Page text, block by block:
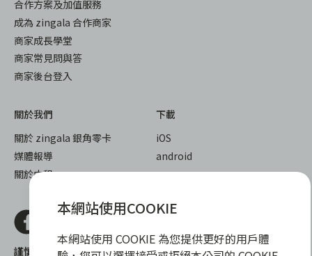
合作方案及加值服務
成為 zingala 合作商家
商家成長學堂
商家常見問與答
商家後台登入
關於我們
關於 zingala 銀角零卡
媒體報導
關於中租
下載
iOS
android
謹慎衡量自身財務狀況，理性理財最安心
本網站使用COOKIE
本網站使用 COOKIE 為您提供更好的用戶體